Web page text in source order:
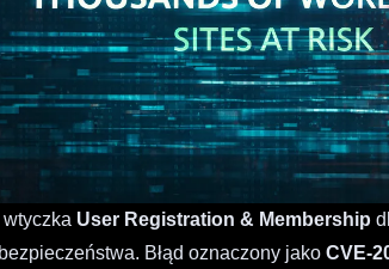
User Registration & Membership
Błąd oznaczony jakoCVE-